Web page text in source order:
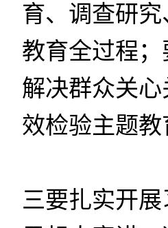
育、调查研
教育全过程
解决群众关
效检验主题
三要扎实开